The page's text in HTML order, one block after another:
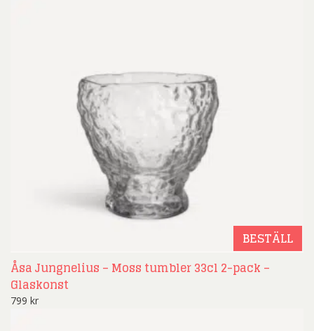
BESTÄLL
Åsa Jungnelius – Moss tumbler 33cl 2-pack –
Glaskonst
799 kr